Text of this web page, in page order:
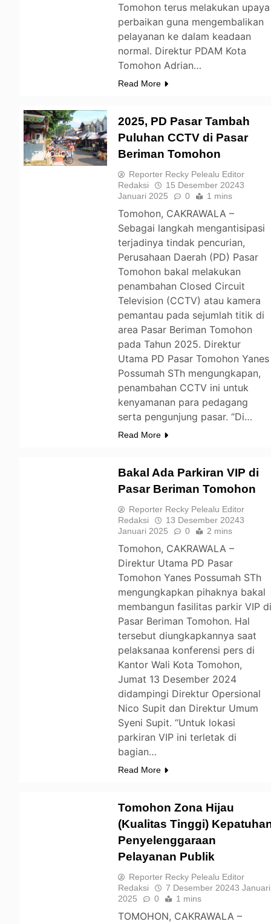
Tomohon terus melakukan upaya
perbaikan guna mengembalikan
pelayanan ke dalam keadaan
normal. Direktur PDAM Kota
Tomohon Adrian…
Read More
TOMOHON
2025, PD Pasar Tambah
Puluhan CCTV di Pasar
Beriman Tomohon
Reporter Recky Pelealu Editor
Redaksi
15 Desember 20243
Januari 2025
0 1 mins
Tomohon, CAKRAWALA –
Sebagai langkah mengantisipasi
terjadinya tindak pencurian,
Perusahaan Daerah (PD) Pasar
Tomohon bakal melakukan
penambahan Closed Circuit
Television (CCTV) atau kamera
pemantau pada sejumlah titik di
area Pasar Beriman Tomohon
pada Tahun 2025. Direktur
Utama PD Pasar Tomohon Yanes
Possumah STh mengungkapan,
penambahan CCTV ini untuk
kenyamanan para pedagang
serta pengunjung pasar. “Di…
Read More
Bakal Ada Parkiran VIP di
Pasar Beriman Tomohon
Reporter Recky Pelealu Editor
Redaksi
13 Desember 20243
Januari 2025
0 2 mins
Tomohon, CAKRAWALA –
Direktur Utama PD Pasar
Tomohon Yanes Possumah STh
mengungkapkan pihaknya bakal
membangun fasilitas parkir VIP
Pasar Beriman Tomohon. Hal
tersebut diungkapkannya saat
pelaksanaa konferensi pers di
Kantor Wali Kota Tomohon,
Jumat 13 Desember 2024
didampingi Direktur Opersional
Nico Supit dan Direktur Umum
Syeni Supit. “Untuk lokasi
parkiran VIP ini terletak di
bagian…
Read More
Tomohon Zona Hijau
(Kualitas Tinggi)
Penyelenggaraan
Pelayanan Publik
Reporter Recky Pelealu Editor
Redaksi
7 Desember 20243 Januari
2025
0 1 mins
TOMOHON, CAKRAWALA –